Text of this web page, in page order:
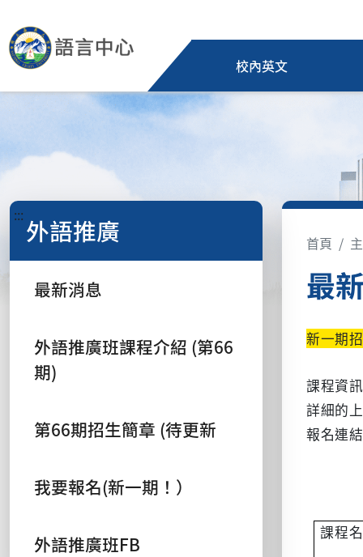
校內英文
::: 外語推廣
最新消息
外語推廣班課程介紹 (第66
期)
第66期招生簡章 (待更新
我要報名(新一期！）
外語推廣班FB
首頁
最
新一期
課程資
詳細的
報名連
課程